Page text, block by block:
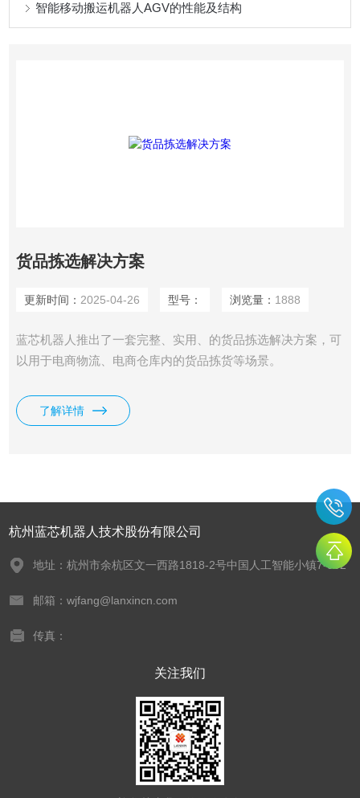
智能移动搬运机器人AGV的性能及结构
货品拣选解决方案
更新时间： 2025-04-26 型号： 浏览量： 1888
蓝芯机器人推出了一套完整、实用、的货品拣选解决方案，可
以用于电商物流、电商仓库内的货品拣货等场景。
了解详情
杭州蓝芯机器人技术股份有限公司
地址：杭州市余杭区文一西路1818-2号中国人工智能小镇7-902
邮箱：wjfang@lanxincn.com
传真：
关注我们